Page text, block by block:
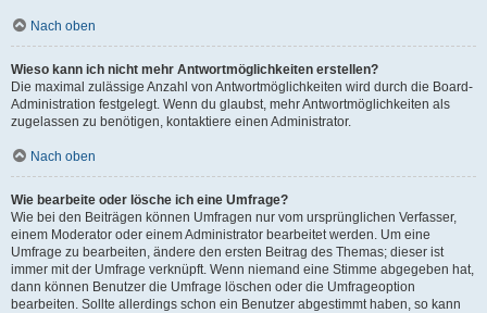
Nach oben
Wieso kann ich nicht mehr Antwortmöglichkeiten erstellen?
Die maximal zulässige Anzahl von Antwortmöglichkeiten wird durch die Board-
Administration festgelegt. Wenn du glaubst, mehr Antwortmöglichkeiten als
zugelassen zu benötigen, kontaktiere einen Administrator.
Nach oben
Wie bearbeite oder lösche ich eine Umfrage?
Wie bei den Beiträgen können Umfragen nur vom ursprünglichen Verfasser,
einem Moderator oder einem Administrator bearbeitet werden. Um eine
Umfrage zu bearbeiten, ändere den ersten Beitrag des Themas; dieser ist
immer mit der Umfrage verknüpft. Wenn niemand eine Stimme abgegeben hat,
dann können Benutzer die Umfrage löschen oder die Umfrageoption
bearbeiten. Sollte allerdings schon ein Benutzer abgestimmt haben, so kann